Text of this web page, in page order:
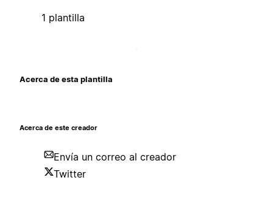
1 plantilla
Acerca de esta plantilla
Acerca de este creador
Envía un correo al creador
Twitter